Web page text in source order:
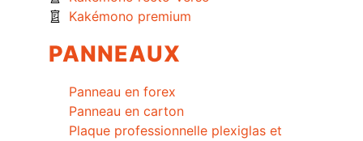
Kakémono premium
PANNEAUX
Panneau en forex
Panneau en carton
Plaque professionnelle plexiglas et